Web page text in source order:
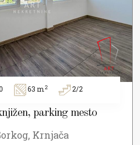
63 m2 2/2
parking mesto
Krnjača